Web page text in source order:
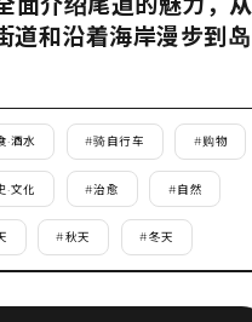
道和沿着海岸漫步到岛
·酒水 #骑自行车 #购物
·文化 #治愈 #自然
#秋天 #冬天